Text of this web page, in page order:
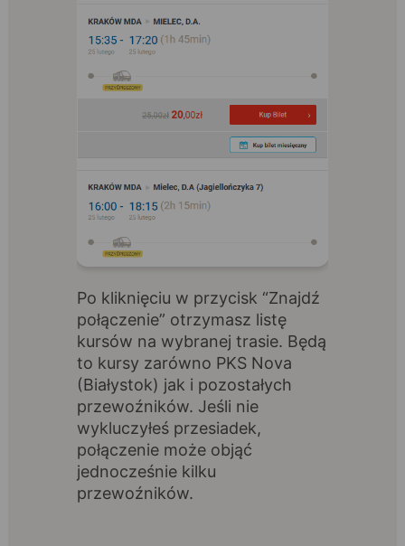
Po kliknięciu w przycisk “Znajdź
połączenie” otrzymasz listę
kursów na wybranej trasie. Będą
to kursy zarówno PKS Nova
(Białystok) jak i pozostałych
przewoźników. Jeśli nie
wykluczyłeś przesiadek,
połączenie może objąć
jednocześnie kilku
przewoźników.